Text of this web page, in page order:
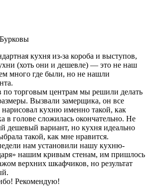
кухня из-за короба и выступов,
(хоть они и дешевле) — это не наш
много где были, но не нашли
по торговым центрам мы решили делать
Вызвали замерщика, он все
кухню именно такой, как
в голове сложилась окончательно. Не
дешевый вариант, но кухня идеально
такой, как мне нравится.
нам установили нашу кухню-
нашим кривым стенам, им пришлось
верхних шкафчиков, но результат
Рекомендую!